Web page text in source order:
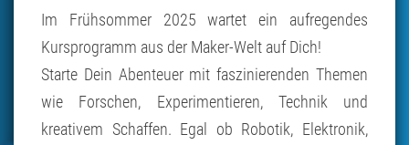
Im Frühsommer 2025 wartet ein aufregendes
Kursprogramm aus der Maker-Welt auf Dich!
Starte Dein Abenteuer mit faszinierenden Themen
wie Forschen, Experimentieren, Technik und
kreativem Schaffen. Egal ob Robotik, Elektronik,